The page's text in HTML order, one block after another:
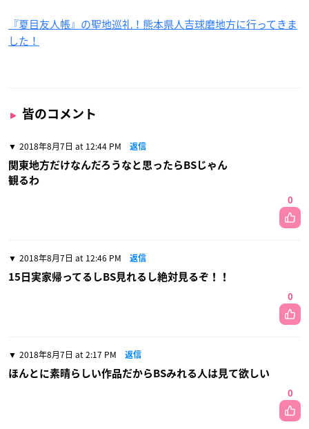
『夏目友人帳』の聖地巡礼！熊本県人吉球磨地方に行ってきま
した！
皆のコメント
2018年8月7日 at 12:44 PM 返信
関東地方だけなんだろうなと思ったらBSじゃん
観るわ
0
2018年8月7日 at 12:46 PM 返信
15日実家帰ってるしBS見れるし絶対見るぞ！！
0
2018年8月7日 at 2:17 PM 返信
ほんとに素晴らしい作品だからBSみれる人は見て欲しい
0